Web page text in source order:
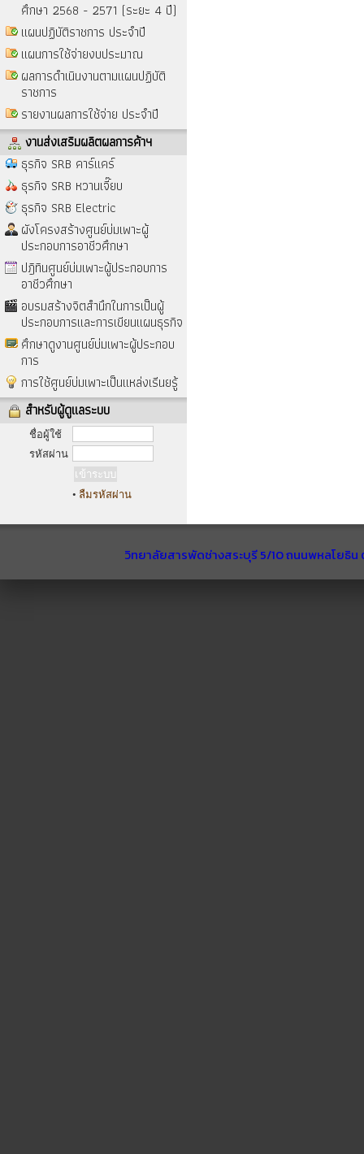
ศึกษา 2568 - 2571 (ระยะ 4 ปี)
แผนปฏิบัติราชการ ประจำปี
แผนการใช้จ่ายงบประมาณ
ผลการดำเนินงานตามแผนปฏิบัติ
ราชการ
รายงานผลการใช้จ่าย ประจำปี
งานส่งเสริมผลิตผลการค้าฯ
ธุรกิจ SRB คาร์แคร์
ธุรกิจ SRB หวานเจี๊ยบ
ธุรกิจ SRB Electric
ผังโครงสร้างศูนย์บ่มเพาะผู้
ประกอบการอาชีวศึกษา
ปฎิทินศูนย์บ่มเพาะผู้ประกอบการ
อาชีวศึกษา
อบรมสร้างจิตสำนึกในการเป็นผู้
ประกอบการและการเขียนแผนธุรกิจ
ศึกษาดูงานศูนย์บ่มเพาะผู้ประกอบ
การ
การใช้ศูนย์บ่มเพาะเป็นแหล่งเรีนยรู้
สำหรับผู้ดูแลระบบ
ชื่อผู้ใช้
รหัสผ่าน
• ลืมรหัสผ่าน
วิทยาลัยสารพัดช่างสระบุรี 5/10 ถนนพหลโยธิ